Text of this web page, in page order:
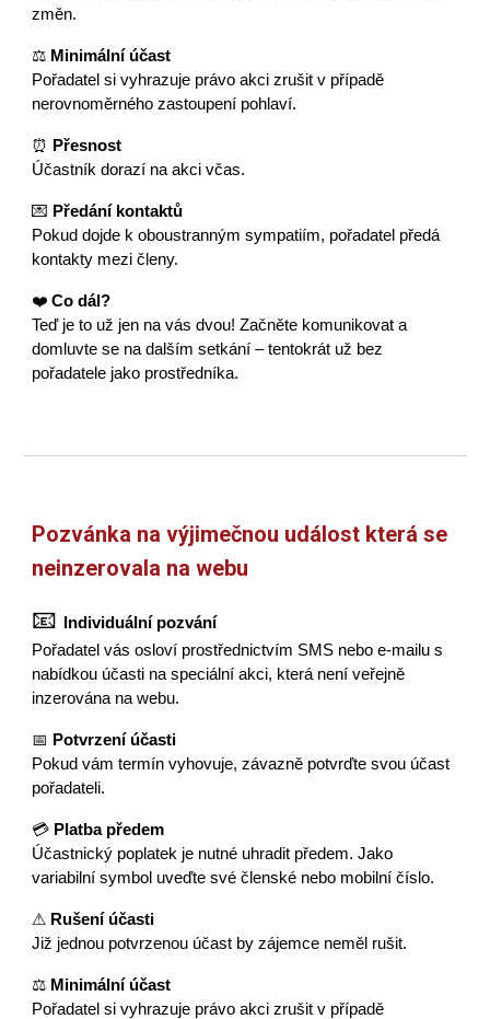
změn.
⚖ Minimální účast
Pořadatel si vyhrazuje právo akci zrušit v případě
nerovnoměrného zastoupení pohlaví.
⏰
Přesnost
Účastník dorazí na akci včas.
💌 Předání kontaktů
Pokud dojde k oboustranným sympatiím, pořadatel předá
kontakty mezi členy.
❤️Co dál?
Teď je to už jen na vás dvou! Začněte komunikovat a
domluvte se na dalším setkání – tentokrát už bez
pořadatele jako prostředníka.
Pozvánka na výjimečnou událost která se
neinzerovala na webu
📧
Individuální pozvání
Pořadatel vás osloví prostřednictvím SMS nebo e-mailu s
nabídkou účasti na speciální akci, která není veřejně
inzerována na webu.
📅 Potvrzení účasti
Pokud vám termín vyhovuje, závazně potvrďte svou účast
pořadateli.
💳 Platba předem
Účastnický poplatek je nutné uhradit předem. Jako
variabilní symbol uveďte své členské nebo mobilní číslo.
⚠ Rušení účasti
Již jednou potvrzenou účast by zájemce neměl rušit.
⚖ Minimální účast
Pořadatel si vyhrazuje právo akci zrušit v případě